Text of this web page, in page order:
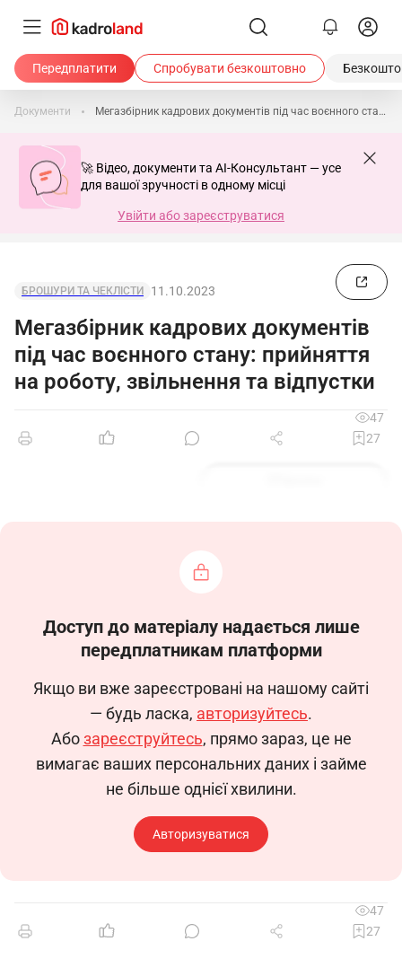
Передплатити Спробувати безкоштовно
Документи Мегазбірник кадрових документів під час воєнного стану: прийняття на роботу, звільнення та відпустки
🚀 Відео, документи та AI-Консультант — усе
для вашої зручності в одному місці
Увійти або зареєструватися
БРОШУРИ ТА ЧЕКЛІСТИ 11.10.2023
Мегазбірник кадрових документів
під час воєнного стану: прийняття
на роботу, звільнення та відпустки
47
27
Доступ до матеріалу надається лише
передплатникам платформи
Якщо ви вже зареєстровані на нашому сайті
— будь ласка, авторизуйтесь.
Абозареєструйтесь, прямо зараз, це не
вимагає ваших персональних даних і займе
не більше однієї хвилини.
Авторизуватися
47
27